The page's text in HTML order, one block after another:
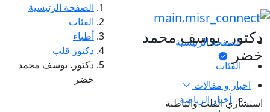
الصفحة الرئيسية
الفئات
اخبار و مقالات
أخبار الرياضة
دكتور. يوسف محمد
خضر
الصفحة الرئيسية
الفئات
أطباء
دكتور قلب
دكتور. يوسف محمد
خضر
استشاري القلب والباطنة